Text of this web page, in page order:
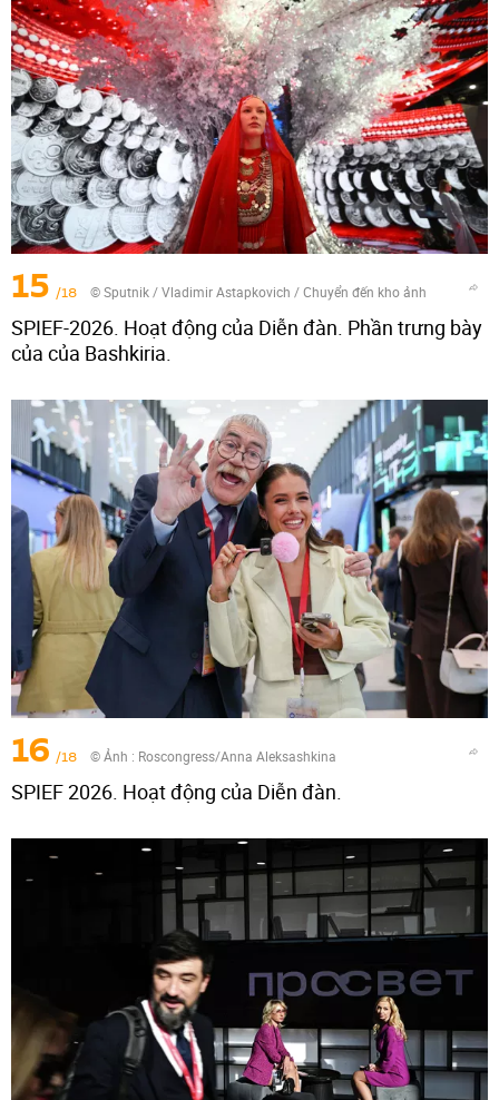
15 /18 © Sputnik / Vladimir Astapkovich /Chuyển đến kho ảnh
SPIEF-2026. Hoạt động của Diễn đàn. Phần trưng bày
của của Bashkiria.
16 /18 © Ảnh : Roscongress/Anna Aleksashkina
SPIEF 2026. Hoạt động của Diễn đàn.